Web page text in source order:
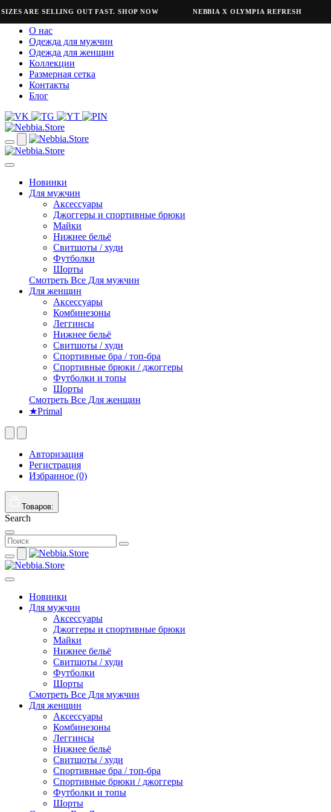
ARE SELLING OUT FAST. SHOP NOW NEBBIA X OLYMPIA REFRESH
О нас
Одежда для мужчин
Одежда для женщин
Коллекции
Размерная сетка
Контакты
Блог
Новинки
Для мужчин
Аксессуары
Джоггеры и спортивные брюки
Майки
Нижнее бельё
Свитшоты / худи
Футболки
Шорты
Смотреть Все Для мужчин
Для женщин
Аксессуары
Комбинезоны
Леггинсы
Нижнее бельё
Свитшоты / худи
Спортивные бра / топ-бра
Спортивные брюки / джоггеры
Футболки и топы
Шорты
Смотреть Все Для женщин
★Primal
Авторизация
Регистрация
Избранное (0)
Товаров:
Search
Новинки
Для мужчин
Аксессуары
Джоггеры и спортивные брюки
Майки
Нижнее бельё
Свитшоты / худи
Футболки
Шорты
Смотреть Все Для мужчин
Для женщин
Аксессуары
Комбинезоны
Леггинсы
Нижнее бельё
Свитшоты / худи
Спортивные бра / топ-бра
Спортивные брюки / джоггеры
Футболки и топы
Шорты